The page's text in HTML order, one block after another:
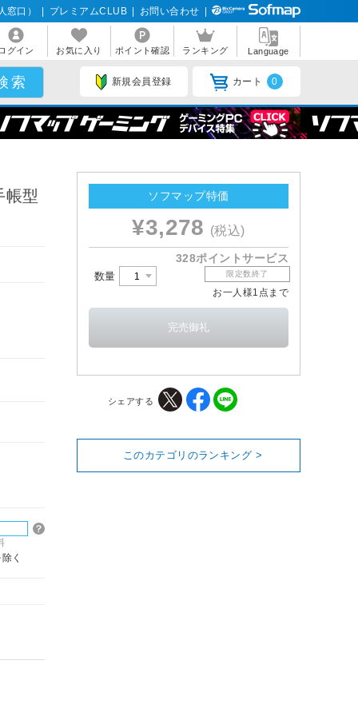
窓口） プレミアムCLUB お問い合わせ
グイン お気に入り ポイント確認 ランキング Language
新規会員登録 カート 0
帳型
く
ソフマップ特価
¥3,278 (税込)
328ポイントサービス
数量 限定数終了
お一人様1点まで
シェアする
このカテゴリのランキング >